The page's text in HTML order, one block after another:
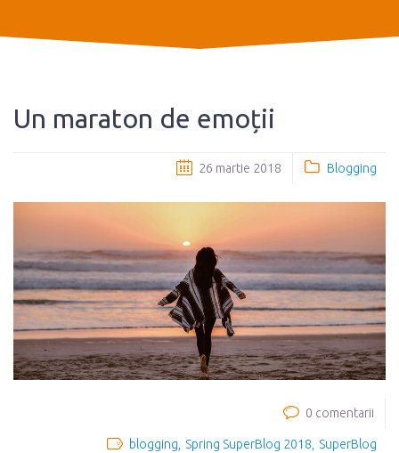
Un maraton de emoții
26 martie 2018 Blogging
0 comentarii
blogging Spring SuperBlog 2018 SuperBlog